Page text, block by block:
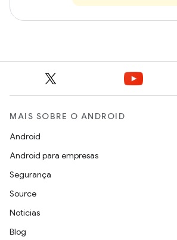
MAIS SOBRE O ANDROID
Android
Android para empresas
Segurança
Source
Notícias
Blog